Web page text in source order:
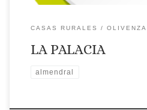
CASAS RURALES OLIVENZA
LA PALACIA
almendral